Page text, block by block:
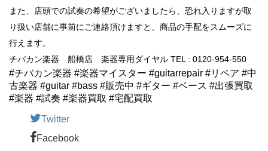
また、店頭での試奏の希望がございましたら、恐れ入りますが取
り扱い店舗に事前にご連絡頂けますと、商品の手配をスムーズに
行えます。
チバカン楽器 船橋店 楽器専用ダイヤル TEL : 0120-954-550
#チバカン楽器 #楽器マイスター #guitarrepair #リペア #中
古楽器 #guitar #bass #販売中 #ギター #ベース #出張買取
#楽器 #試奏 #楽器買取 #宅配買取
Twitter
Facebook